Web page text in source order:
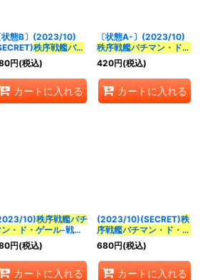
絞り込む
状態B〕(2023/10)
秩序戦艦バチ
ン・ド・ゲール
-(BSC41収録)【C-
】{BS43-085}
白》
円(税込)
カートに入れる
〔状態A-〕(2023/10)
秩序戦艦バチマン・ド・
ゲール -戦艦形態-(Xレア
仕様/BSC41収録)【C】
{BS43-085}《白》
420円(税込)
カートに入れる
10)秩序戦艦バチ
ン・ド・ゲール-戦艦
態-(Xレア仕
BSC41収録)【C】
085}《白》
円(税込)
カートに入れる
(2023/10)(SECRET)秩
序戦艦バチマン・ド・ゲ
ール-戦艦形態-(BSC41
収録)【C-SEC】
{BS43-085}《白》
680円(税込)
カートに入れる